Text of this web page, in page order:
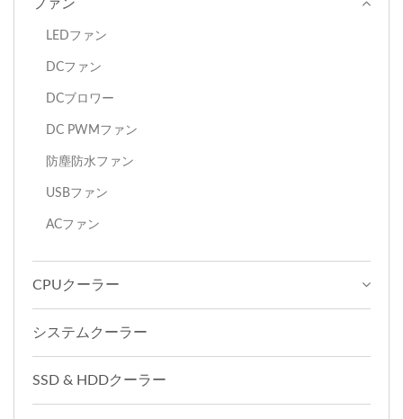
ファン
LEDファン
DCファン
DCブロワー
DC PWMファン
防塵防水ファン
USBファン
ACファン
CPUクーラー
システムクーラー
SSD & HDDクーラー